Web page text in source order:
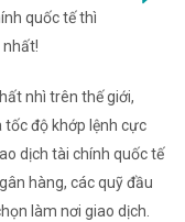
quốc tế thì
nhất!
nhì trên thế giới,
tốc độ khớp lệnh cực
dịch tài chính quốc tế
hàng, các quỹ đầu
làm nơi giao dịch.